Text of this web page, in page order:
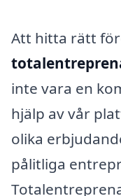
Att hitta rätt
inte vara en
hjälp av vår
olika
pålitliga